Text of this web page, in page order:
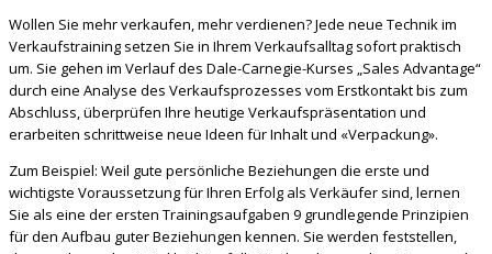
Wollen Sie mehr verkaufen, mehr verdienen? Jede neue Technik im
Verkaufstraining setzen Sie in Ihrem Verkaufsalltag sofort praktisch
um. Sie gehen im Verlauf des Dale-Carnegie-Kurses „Sales Advantage“
durch eine Analyse des Verkaufsprozesses vom Erstkontakt bis zum
Abschluss, überprüfen Ihre heutige Verkaufspräsentation und
erarbeiten schrittweise neue Ideen für Inhalt und «Verpackung».
Zum Beispiel: Weil gute persönliche Beziehungen die erste und
wichtigste Voraussetzung für Ihren Erfolg als Verkäufer sind, lernen
Sie als eine der ersten Trainingsaufgaben 9 grundlegende Prinzipien
für den Aufbau guter Beziehungen kennen. Sie werden feststellen,